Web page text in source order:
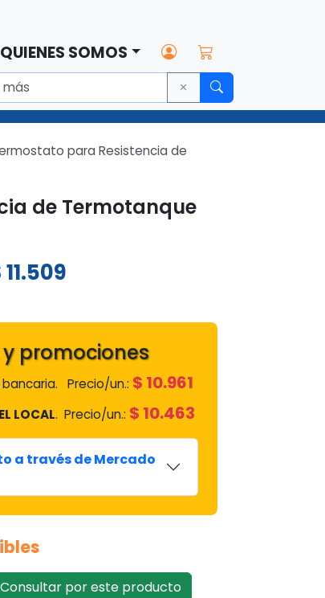
QUIENES SOMOS
para Resistencia de
de Termotanque
11.509
promociones
Precio/un.: $ 10.961
LOCAL. Precio/un.: $ 10.463
a través de Mercado
por este producto